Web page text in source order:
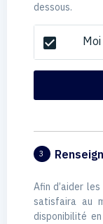
dessous.
check_box
3
Afin d’aider
satisfaira au
disponibilité en